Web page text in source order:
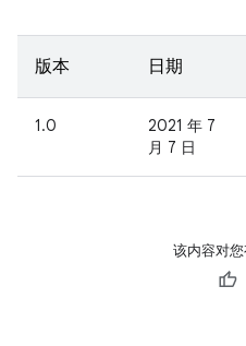
版本 日期
1.0
2021 年 7
月 7 日
该内容对